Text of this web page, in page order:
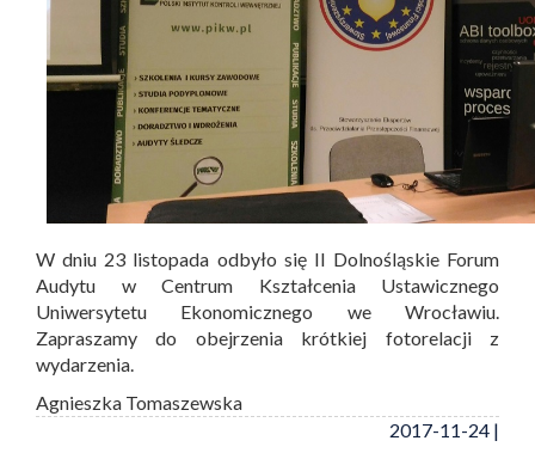
W dniu 23 listopada odbyło się II Dolnośląskie Forum
Audytu w Centrum Kształcenia Ustawicznego
Uniwersytetu Ekonomicznego we Wrocławiu.
Zapraszamy do obejrzenia krótkiej fotorelacji z
wydarzenia.
Agnieszka Tomaszewska
2017-11-24 |